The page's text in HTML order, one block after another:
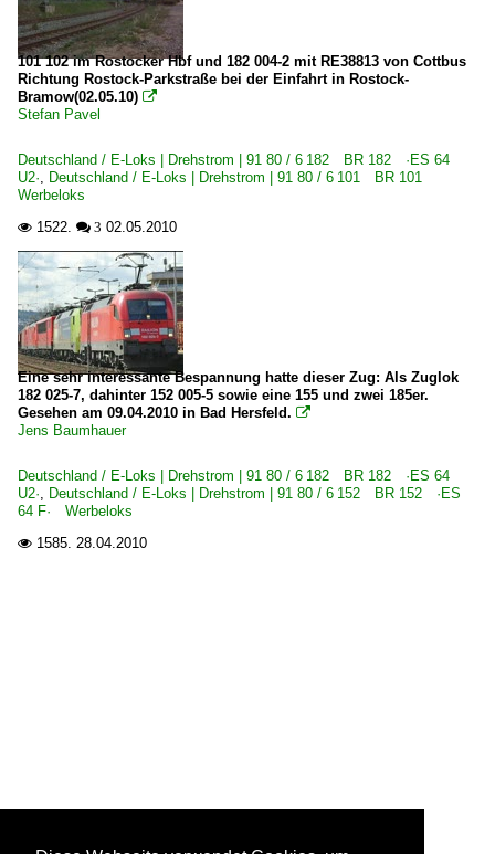
101 102 im Rostocker Hbf und 182 004-2 mit RE38813 von Cottbus
Richtung Rostock-Parkstraße bei der Einfahrt in Rostock-
Bramow(02.05.10) 
Stefan Pavel
Deutschland / E-Loks | Drehstrom | 91 80 / 6 182 BR 182 ·ES 64
U2·, Deutschland / E-Loks | Drehstrom | 91 80 / 6 101 BR 101
Werbeloks
 1522.  3 02.05.2010
Eine sehr interessante Bespannung hatte dieser Zug: Als Zuglok
182 025-7, dahinter 152 005-5 sowie eine 155 und zwei 185er.
Gesehen am 09.04.2010 in Bad Hersfeld. 
Jens Baumhauer
Deutschland / E-Loks | Drehstrom | 91 80 / 6 182 BR 182 ·ES 64
U2·, Deutschland / E-Loks | Drehstrom | 91 80 / 6 152 BR 152 ·ES
64 F· Werbeloks
 1585. 28.04.2010